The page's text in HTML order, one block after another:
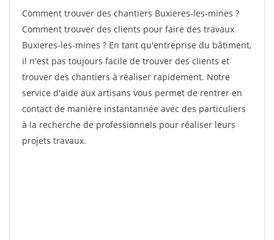
Comment trouver des chantiers Buxieres-les-mines ?
Comment trouver des clients pour faire des travaux
Buxieres-les-mines ? En tant qu'entreprise du bâtiment,
il n'est pas toujours facile de trouver des clients et
trouver des chantiers à réaliser rapidement. Notre
service d'aide aux artisans vous permet de rentrer en
contact de manière instantannée avec des particuliers
à la recherche de professionnels pour réaliser leurs
projets travaux.